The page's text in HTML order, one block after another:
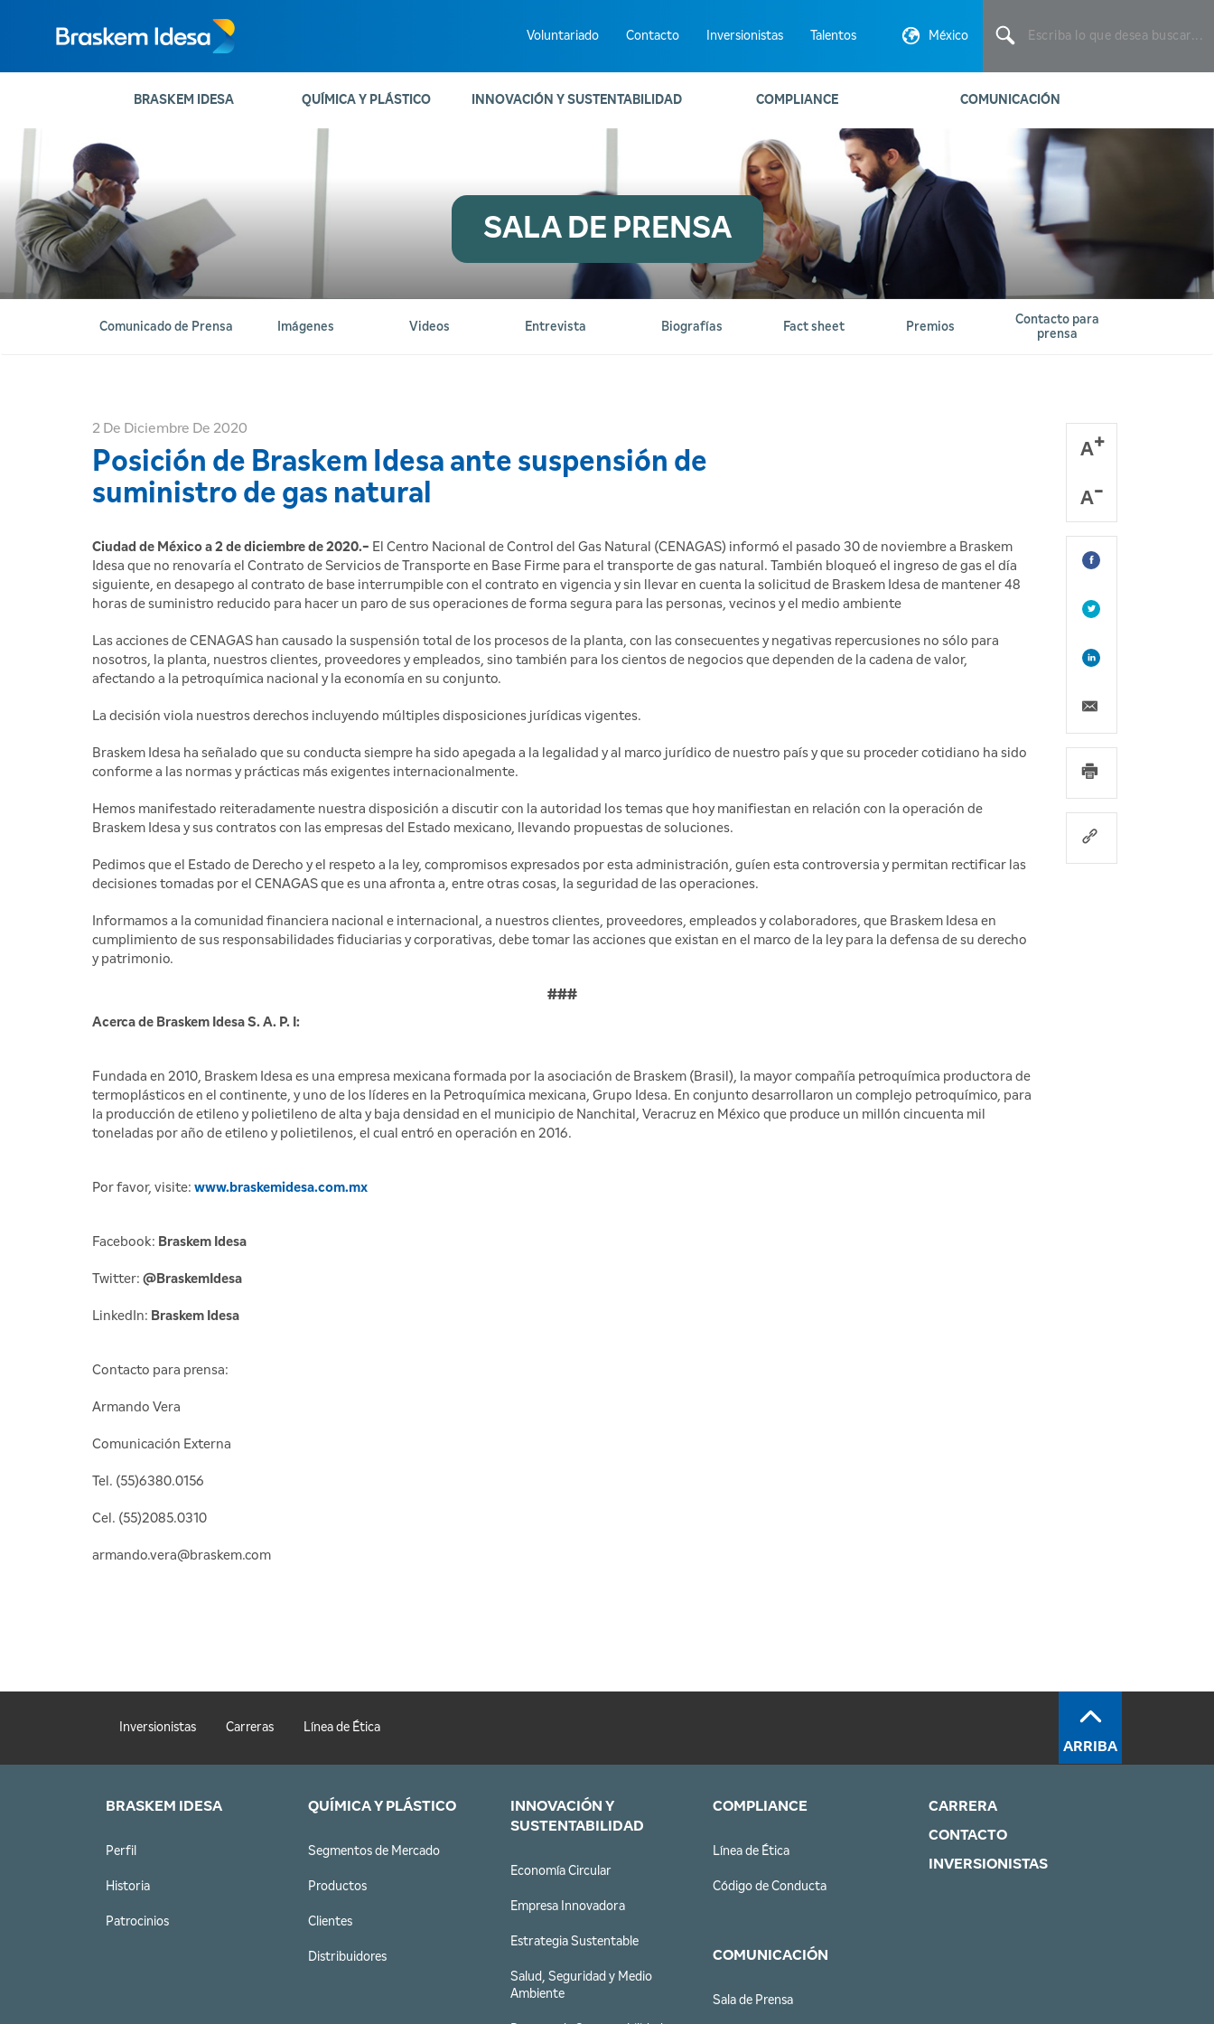
Voluntariado Contacto Inversionistas Talentos México
desea
buscar...
BRASKEM IDESA QUÍMICA Y PLÁSTICO INNOVACIÓN Y SUSTENTABILIDAD COMPLIANCE COMUNICACIÓN
SALA DE PRENSA
Comunicado de Prensa Imágenes Videos Entrevista Biografías Fact sheet Premios
Contacto para
prensa
2 De Diciembre De 2020
Posición de Braskem Idesa ante suspensión de
suministro de gas natural
A
A
Ciudad de México a 2 de diciembre de 2020.- El Centro Nacional de Control del Gas Natural (CENAGAS) informó el pasado 30 de noviembre a Braskem
Idesa que no renovaría el Contrato de Servicios de Transporte en Base Firme para el transporte de gas natural. También bloqueó el ingreso de gas el día
siguiente, en desapego al contrato de base interrumpible con el contrato en vigencia y sin llevar en cuenta la solicitud de Braskem Idesa de mantener 48
horas de suministro reducido para hacer un paro de sus operaciones de forma segura para las personas, vecinos y el medio ambiente
Las acciones de CENAGAS han causado la suspensión total de los procesos de la planta, con las consecuentes y negativas repercusiones no sólo para
nosotros, la planta, nuestros clientes, proveedores y empleados, sino también para los cientos de negocios que dependen de la cadena de valor,
afectando a la petroquímica nacional y la economía en su conjunto.
La decisión viola nuestros derechos incluyendo múltiples disposiciones jurídicas vigentes.
Braskem Idesa ha señalado que su conducta siempre ha sido apegada a la legalidad y al marco jurídico de nuestro país y que su proceder cotidiano ha sido
conforme a las normas y prácticas más exigentes internacionalmente.
Hemos manifestado reiteradamente nuestra disposición a discutir con la autoridad los temas que hoy manifiestan en relación con la operación de
Braskem Idesa y sus contratos con las empresas del Estado mexicano, llevando propuestas de soluciones.
Pedimos que el Estado de Derecho y el respeto a la ley, compromisos expresados por esta administración, guíen esta controversia y permitan rectificar las
decisiones tomadas por el CENAGAS que es una afronta a, entre otras cosas, la seguridad de las operaciones.
Informamos a la comunidad financiera nacional e internacional, a nuestros clientes, proveedores, empleados y colaboradores, que Braskem Idesa en
cumplimiento de sus responsabilidades fiduciarias y corporativas, debe tomar las acciones que existan en el marco de la ley para la defensa de su derecho
y patrimonio.
###
Acerca de Braskem Idesa S. A. P. I:
Fundada en 2010, Braskem Idesa es una empresa mexicana formada por la asociación de Braskem (Brasil), la mayor compañía petroquímica productora de
termoplásticos en el continente, y uno de los líderes en la Petroquímica mexicana, Grupo Idesa. En conjunto desarrollaron un complejo petroquímico, para
la producción de etileno y polietileno de alta y baja densidad en el municipio de Nanchital, Veracruz en México que produce un millón cincuenta mil
toneladas por año de etileno y polietilenos, el cual entró en operación en 2016.
Por favor, visite: www.braskemidesa.com.mx
Facebook: Braskem Idesa
Twitter: @BraskemIdesa
LinkedIn: Braskem Idesa
Contacto para prensa:
Armando Vera
Comunicación Externa
Tel. (55)6380.0156
Cel. (55)2085.0310
armando.vera@braskem.com
Inversionistas Carreras Línea de Ética
ARRIBA
BRASKEM IDESA
Perfil
Historia
Patrocinios
QUÍMICA Y PLÁSTICO
Segmentos de Mercado
Productos
Clientes
Distribuidores
INNOVACIÓN Y
SUSTENTABILIDAD
Economía Circular
Empresa Innovadora
Estrategia Sustentable
Salud, Seguridad y Medio
Ambiente
COMPLIANCE
Línea de Ética
Código de Conducta
COMUNICACIÓN
Sala de Prensa
CARRERA
CONTACTO
INVERSIONISTAS